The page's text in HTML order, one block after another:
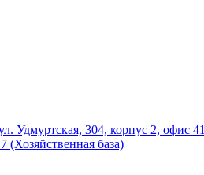
Удмуртская, 304, корпус 2, офис 41
(Хозяйственная база)